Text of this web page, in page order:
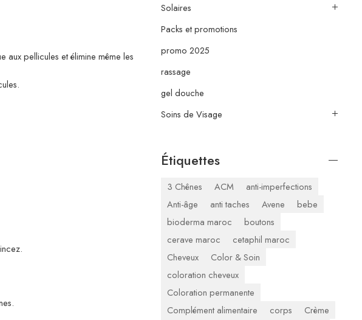
aux pellicules et élimine même les
Solaires
Packs et promotions
promo 2025
rassage
gel douche
Soins de Visage
Étiquettes
3 Chênes ACM
anti-imperfections
Anti-âge
anti taches Avene
bebe
bioderma maroc
boutons
cerave maroc
cetaphil maroc
Cheveux
Color & Soin
coloration cheveux
Coloration permanente
Complément alimentaire
corps
Crème